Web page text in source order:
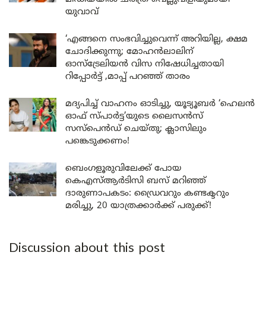
യുവാവ്
‘എങ്ങനെ സംഭവിച്ചുവെന്ന് അറിയില്ല, ക്ഷമ
ചോദിക്കുന്നു; മോഹൻലാലിന്
ഓസ്ട്രേലിയൻ വിസ നിഷേധിച്ചതായി
റിപ്പോർട്ട് ,മാപ്പ് പറഞ്ഞ് താരം
മദ്യപിച്ച് വാഹനം ഓടിച്ചു, യൂട്യൂബർ ‘ഹെലൻ
ഓഫ് സ്പാർട്ട’യുടെ ലൈസൻസ്
സസ്പെൻഡ് ചെയ്തു; ക്ലാസിലും
പങ്കെടുക്കണം!
ബെംഗളൂരുവിലേക്ക് പോയ
കെഎസ്ആർടിസി ബസ് മറിഞ്ഞ്
ദാരുണാപകടം: ഡ്രൈവറും കണ്ടക്ടറും
മരിച്ചു, 20 യാത്രക്കാർക്ക് പരുക്ക്!
Discussion about this post